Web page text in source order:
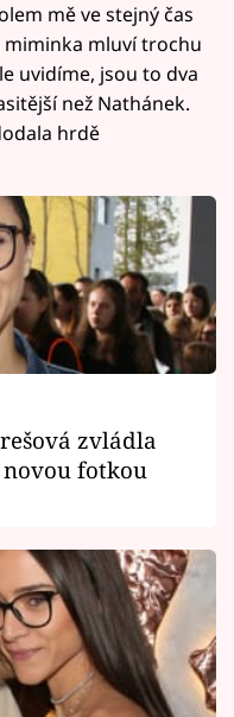
mě ve stejný čas
miminka mluví trochu
uvidíme, jsou to dva
než Nathánek.
hrdě
zvládla
fotkou